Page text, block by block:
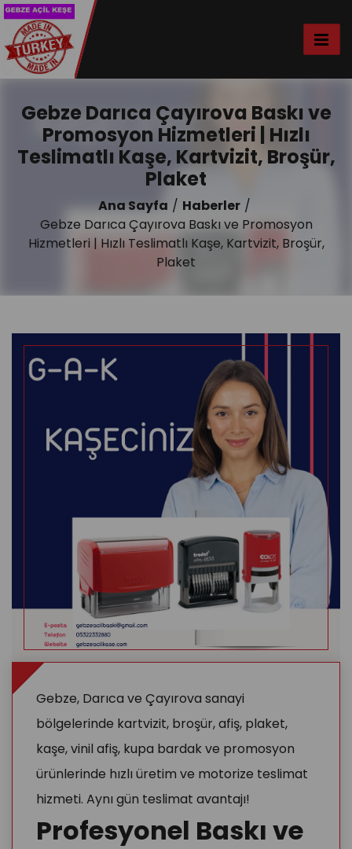
Gebze Darıca Çayırova Baskı ve
Promosyon Hizmetleri | Hızlı
Teslimatlı Kaşe, Kartvizit, Broşür,
Plaket
Ana Sayfa
Haberler
Gebze Darıca Çayırova Baskı ve Promosyon
Hizmetleri | Hızlı Teslimatlı Kaşe, Kartvizit, Broşür,
Plaket
Gebze, Darıca ve Çayırova sanayi
bölgelerinde kartvizit, broşür, afiş, plaket,
kaşe, vinil afiş, kupa bardak ve promosyon
ürünlerinde hızlı üretim ve motorize teslimat
hizmeti. Aynı gün teslimat avantajı!
Profesyonel Baskı ve